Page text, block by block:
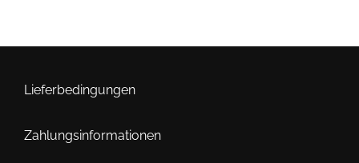
Lieferbedingungen
Zahlungsinformationen